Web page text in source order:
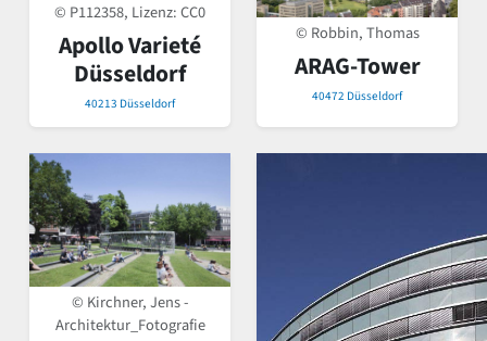
© P112358, Lizenz:CC0
Apollo Varieté
Düsseldorf
40213 Düsseldorf
© Robbin, Thomas
ARAG-Tower
40472 Düsseldorf
© Kirchner, Jens -
Architektur_Fotografie